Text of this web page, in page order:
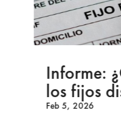
Informe:
los fijos
Feb 5, 2026